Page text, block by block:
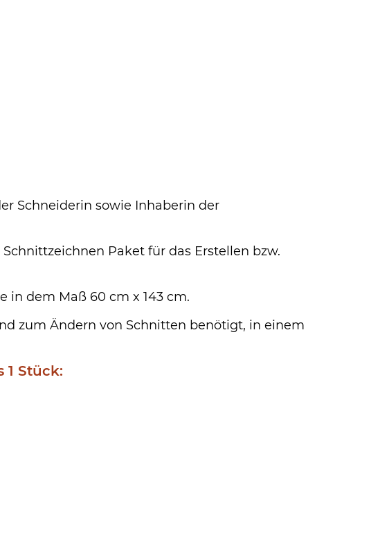
Schneiderin sowie Inhaberin der
Paket für das Erstellen bzw.
in dem Maß 60 cm x 143 cm.
zum Ändern von Schnitten benötigt, in einem
1 Stück: